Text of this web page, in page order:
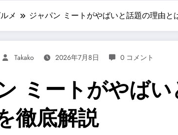
メ ジャパン ミートがやばいと話題の理由
Takako 2026年7月8日 0 コメント
ミートがやば
徹底解説